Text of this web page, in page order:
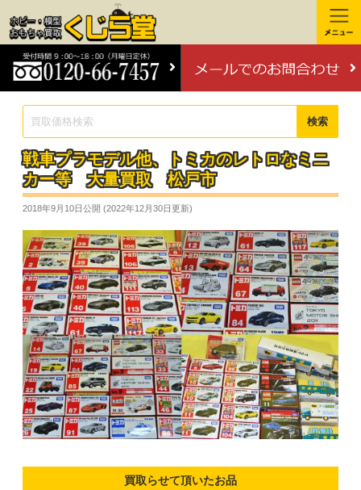
検索
戦車プラモデル他、トミカのレトロなミニ
カー等 大量買取 松戸市
2018年9月10日公開 (2022年12月30日 更新)
買取らせて頂いたお品